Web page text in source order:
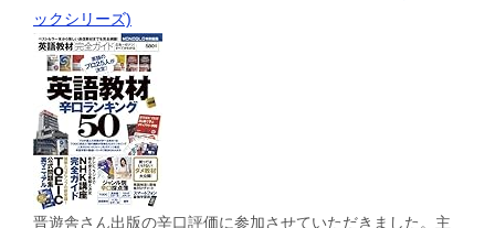
ックシリーズ)
晋遊舎さん出版の辛口評価に参加させていただきました。主